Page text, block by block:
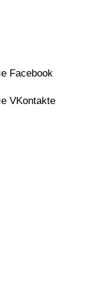
Facebook
VKontakte